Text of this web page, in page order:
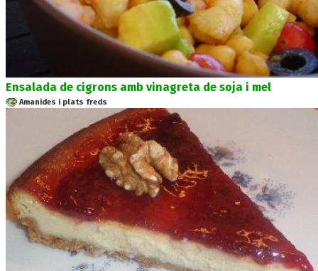
Ensalada de cigrons amb vinagreta de soja i mel
Amanides i plats freds